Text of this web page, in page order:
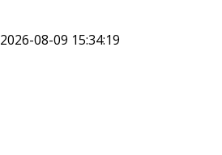
2026-08-09 15:34:19